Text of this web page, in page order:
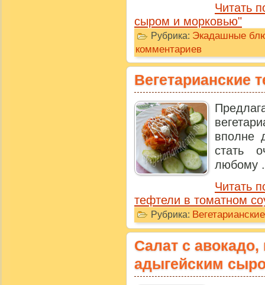
Читать
сыром и морковью"
Рубрика: Экадашные
комментариев
Вегетарианские
вполне
стать
любому
Читать
тефтели в томатном
Рубрика:
Салат с
адыгейским